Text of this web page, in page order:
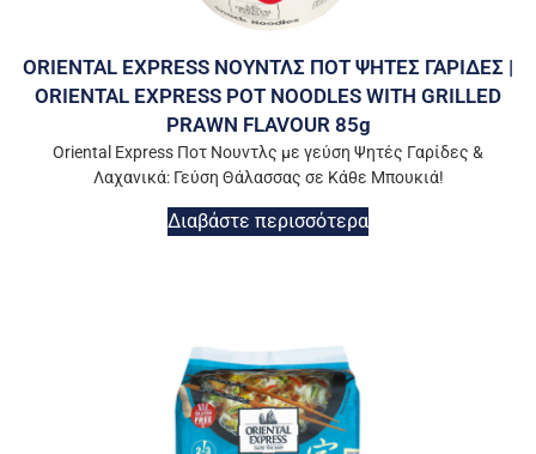
ORIENTAL EXPRESS ΝΟΥΝΤΛΣ ΠΟΤ ΨΗΤΕΣ ΓΑΡΙΔΕΣ |
ORIENTAL EXPRESS POT NOODLES WITH GRILLED
PRAWN FLAVOUR 85g
Oriental Express Ποτ Νουντλς με γεύση Ψητές Γαρίδες &
Λαχανικά: Γεύση Θάλασσας σε Κάθε Μπουκιά!
Διαβάστε περισσότερα